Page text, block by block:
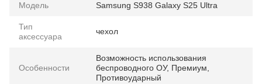
Модель Samsung S938 Galaxy S25 Ultra
Тип
аксессуара
чехол
Особенности
Возможность использования
беспроводного ОУ, Премиум,
Противоударный